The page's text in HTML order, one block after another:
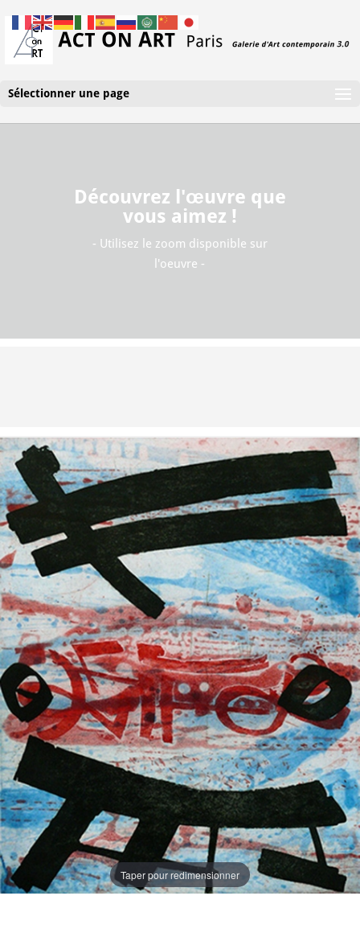
Sélectionner une page
Découvrez l'œuvre que
vous aimez !
- Utilisez le zoom disponible sur
l'oeuvre -
Taper pour redimensionner